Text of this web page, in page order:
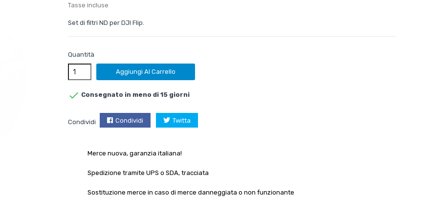
Tasse incluse
Set di filtri ND per DJI Flip.
Quantità
Aggiungi Al Carrello
 Consegnato in meno di 15 giorni
Condividi Condividi Twitta
Merce nuova, garanzia italiana!
Spedizione tramite UPS o SDA, tracciata
Sostituzione merce in caso di merce danneggiata o non funzionante